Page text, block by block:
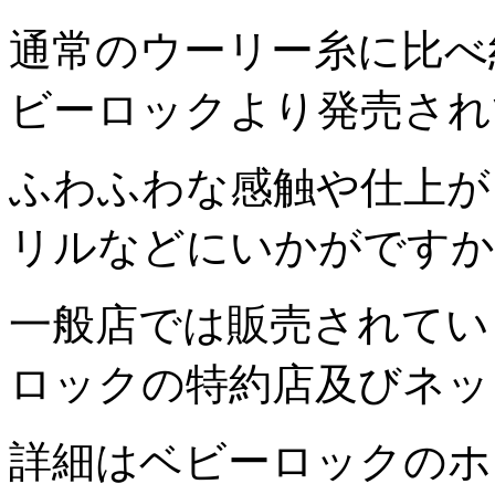
通常のウーリー糸に比
ビーロックより発売さ
ふわふわな感触や仕上
リルなどにいかがです
一般店では販売されて
ロックの特約店及びネ
詳細はベビーロックの